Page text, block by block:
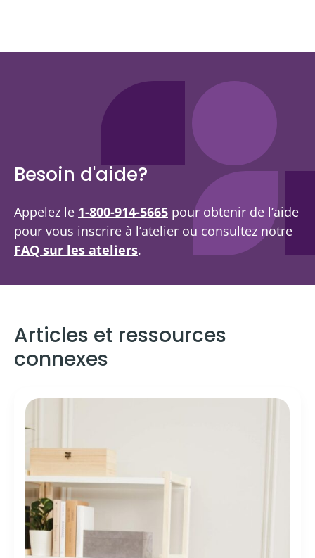
Besoin d'aide?
Appelez le 1-800-914-5665 pour obtenir de l’aide
pour vous inscrire à l’atelier ou consultez notre
FAQ sur les ateliers.
Articles et ressources
connexes